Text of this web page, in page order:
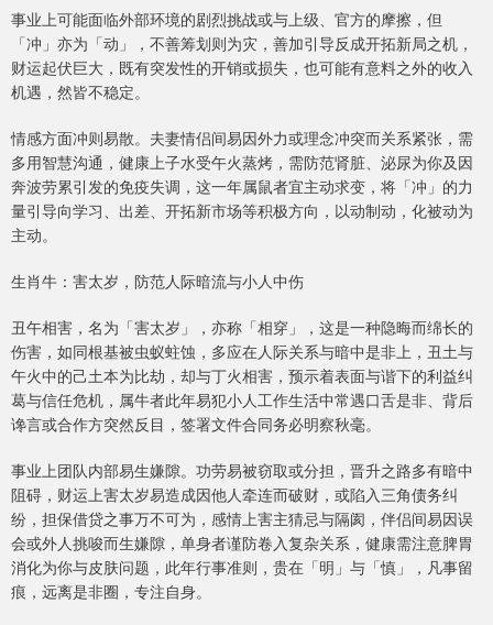
事业上可能面临外部环境的剧烈挑战或与上级、官方的摩擦，但
「冲」亦为「动」，不善筹划则为灾，善加引导反成开拓新局之机，
财运起伏巨大，既有突发性的开销或损失，也可能有意料之外的收入
机遇，然皆不稳定。
情感方面冲则易散。夫妻情侣间易因外力或理念冲突而关系紧张，需
多用智慧沟通，健康上子水受午火蒸烤，需防范肾脏、泌尿为你及因
奔波劳累引发的免疫失调，这一年属鼠者宜主动求变，将「冲」的力
量引导向学习、出差、开拓新市场等积极方向，以动制动，化被动为
主动。
生肖牛：害太岁，防范人际暗流与小人中伤
丑午相害，名为「害太岁」，亦称「相穿」，这是一种隐晦而绵长的
伤害，如同根基被虫蚁蛀蚀，多应在人际关系与暗中是非上，丑土与
午火中的己土本为比劫，却与丁火相害，预示着表面与谐下的利益纠
葛与信任危机，属牛者此年易犯小人工作生活中常遇口舌是非、背后
谗言或合作方突然反目，签署文件合同务必明察秋毫。
事业上团队内部易生嫌隙。功劳易被窃取或分担，晋升之路多有暗中
阻碍，财运上害太岁易造成因他人牵连而破财，或陷入三角债务纠
纷，担保借贷之事万不可为，感情上害主猜忌与隔阂，伴侣间易因误
会或外人挑唆而生嫌隙，单身者谨防卷入复杂关系，健康需注意脾胃
消化为你与皮肤问题，此年行事准则，贵在「明」与「慎」，凡事留
痕，远离是非圈，专注自身。